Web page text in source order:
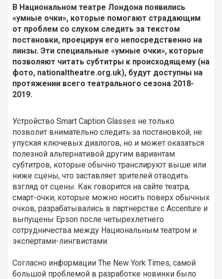
В Национальном театре Лондона появились
«умные очки», которые помогают страдающим
от проблем со слухом следить за текстом
постановки, проецируя его непосредственно на
линзы. Эти специальные «умные очки», которые
позволяют читать субтитры к происходящему (на
фото, nationaltheatre.org.uk), будут доступны на
протяжении всего театрального сезона 2018-
2019.
Устройство Smart Caption Glasses не только
позволит внимательно следить за постановкой, не
упуская ключевых диалогов, но и может оказаться
полезной альтернативой другим вариантам
субтитров, которые обычно транслируют выше или
ниже сцены, что заставляет зрителей отводить
взгляд от сцены. Как говорится на сайте театра,
смарт-очки, которые можно носить поверх обычных
очков, разрабатывались в партнерстве с Accenture и
выпущены Epson после четырехлетнего
сотрудничества между Национальным театром и
экспертами-лингвистами.
Согласно информации The New York Times, самой
большой проблемой в разработке новинки было